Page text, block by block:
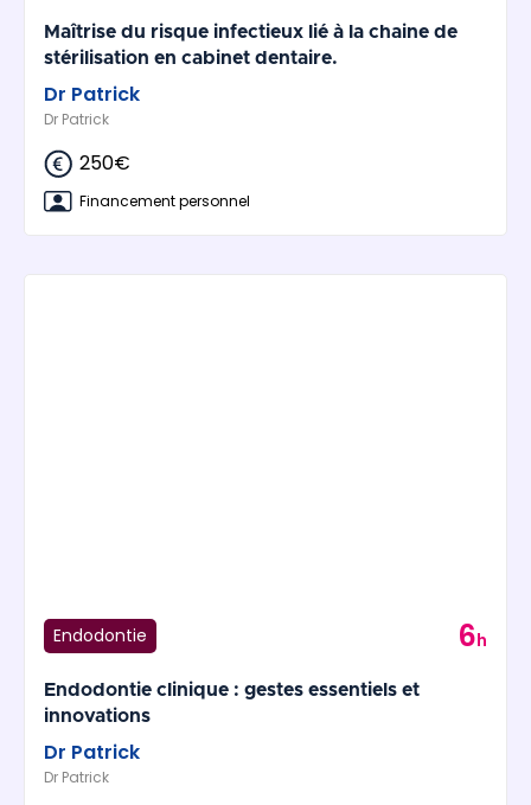
Maîtrise du risque infectieux lié à la chaine de
stérilisation en cabinet dentaire.
Dr Patrick
Dr Patrick
250€
Financement personnel
Endodontie 6h
Endodontie clinique : gestes essentiels et
innovations
Dr Patrick
Dr Patrick